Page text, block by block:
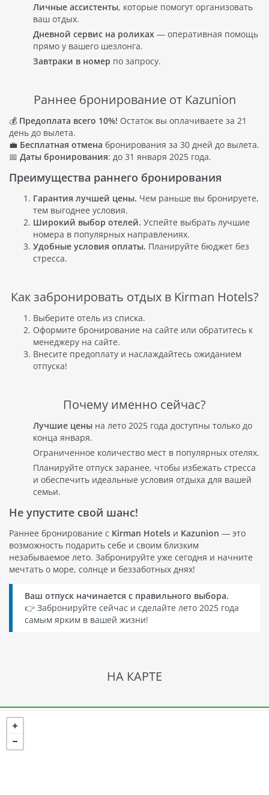
Личные ассистенты, которые помогут организовать
ваш отдых.
Дневной сервис на роликах — оперативная помощь
прямо у вашего шезлонга.
Завтраки в номер по запросу.
Раннее бронирование от Kazunion
💰 Предоплата всего 10%! Остаток вы оплачиваете за 21
день до вылета.
💼 Бесплатная отмена бронирования за 30 дней до вылета.
📅 Даты бронирования: до 31 января 2025 года.
Преимущества раннего бронирования
Гарантия лучшей цены. Чем раньше вы бронируете,
тем выгоднее условия.
Широкий выбор отелей. Успейте выбрать лучшие
номера в популярных направлениях.
Удобные условия оплаты. Планируйте бюджет без
стресса.
Как забронировать отдых в Kirman Hotels?
Выберите отель из списка.
Оформите бронирование на сайте или обратитесь к
менеджеру на сайте.
Внесите предоплату и наслаждайтесь ожиданием
отпуска!
Почему именно сейчас?
Лучшие цены на лето 2025 года доступны только до
конца января.
Ограниченное количество мест в популярных отелях.
Планируйте отпуск заранее, чтобы избежать стресса
и обеспечить идеальные условия отдыха для вашей
семьи.
Не упустите свой шанс!
Раннее бронирование с Kirman Hotels и Kazunion — это
возможность подарить себе и своим близким
незабываемое лето. Забронируйте уже сегодня и начните
мечтать о море, солнце и беззаботных днях!
Ваш отпуск начинается с правильного выбора.
👉 Забронируйте сейчас и сделайте лето 2025 года
самым ярким в вашей жизни!
НА КАРТЕ